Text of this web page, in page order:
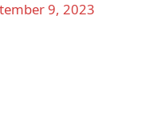
9, 2023